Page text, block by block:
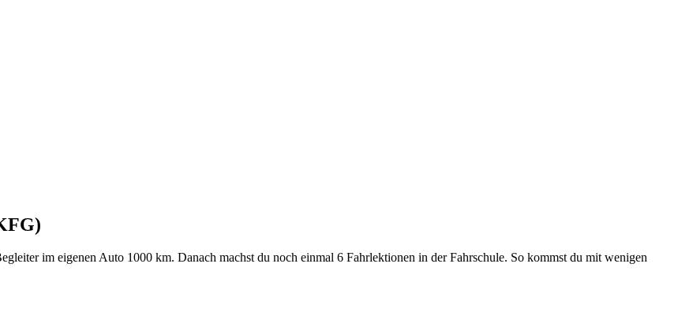
im eigenen Auto 1000 km. Danach machst du noch einmal 6 Fahrlektionen in der Fahrschule. So kommst du mit wenigen